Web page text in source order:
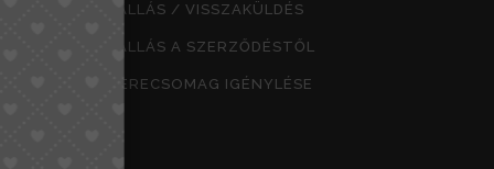
ELÁLLÁS / VISSZAKÜLDÉS
ELÁLLÁS A SZERZŐDÉSTŐL
CSERECSOMAG IGÉNYLÉSE